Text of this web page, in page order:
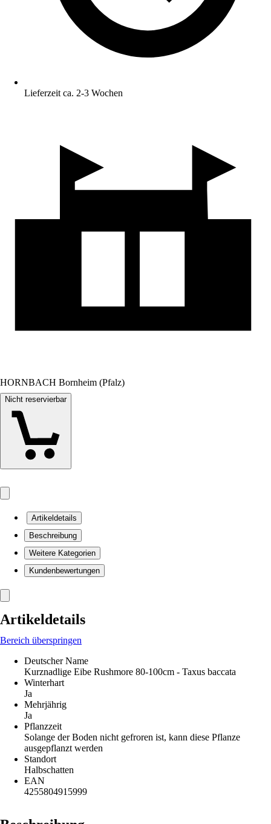
Lieferzeit ca. 2-3 Wochen
HORNBACH Bornheim (Pfalz)
Nicht reservierbar
Artikeldetails
Beschreibung
Weitere Kategorien
Kundenbewertungen
Artikeldetails
Bereich überspringen
Deutscher Name
Kurznadlige Eibe Rushmore 80-100cm - Taxus baccata
Winterhart
Ja
Mehrjährig
Ja
Pflanzzeit
Solange der Boden nicht gefroren ist, kann diese Pflanze
ausgepflanzt werden
Standort
Halbschatten
EAN
4255804915999